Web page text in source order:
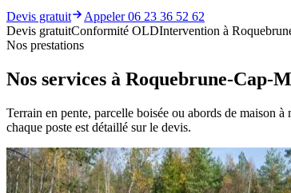
Devis gratuit
Appeler 06 23 36 52 62
Devis gratuitConformité OLDIntervention à
Nos prestations
Nos services à Roquebrune-Cap-
Terrain en pente, parcelle boisée ou abords de maison
chaque poste est détaillé sur le devis.